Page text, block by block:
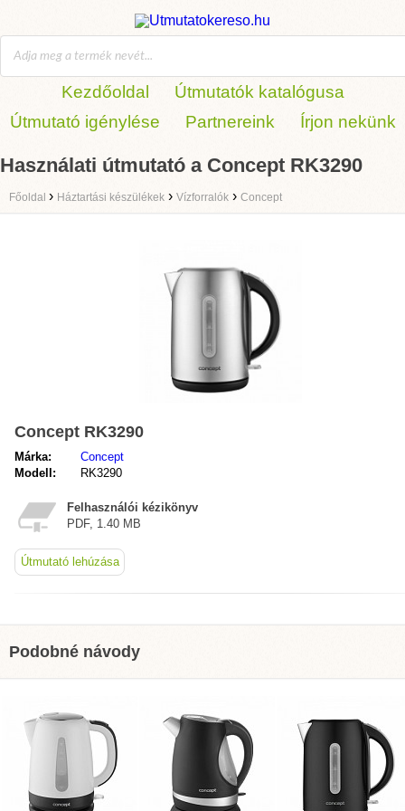
Kezdőoldal
Útmutatók katalógusa
Útmutató igénylése
Partnereink Írjon nekünk
Használati útmutató a Concept RK3290
Főoldal › Háztartási készülékek › Vízforralók › Concept
Concept RK3290
Márka:
Concept
Modell:
RK3290
Felhasználói kézikönyv
PDF, 1.40 MB
Útmutató lehúzása
Podobné návody